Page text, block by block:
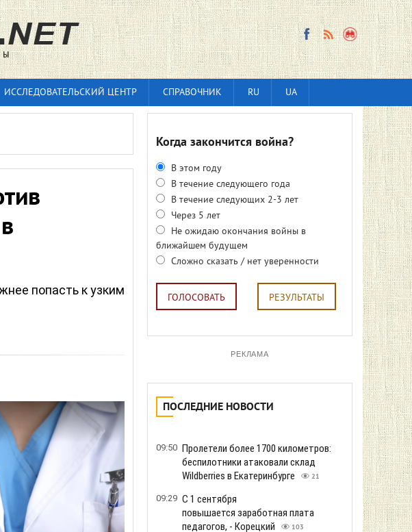
ИССЛЕДОВАТЕЛЬСКИЙ ЦЕНТР СПРАВОЧНИК RU UA
попасть к узким
Когда закончится война?
В этом году
В течение следующего года
В течение следующих 2-3 лет
Через 5 лет
Не ожидаю окончания войны в
ближайшем будущем
Сложно сказать / нет уверенности
ГОЛОСОВАТЬ РЕЗУЛЬТАТЫ
РЕКЛАМА
ПОСЛЕДНИЕ НОВОСТИ
09:50 Пролетели более 1700 километров:
беспилотники атаковали склад
Wildberries в Екатеринбурге
21
09:29 С 1 сентября
повышается заработная плата
педагогов, - Корецкий
103